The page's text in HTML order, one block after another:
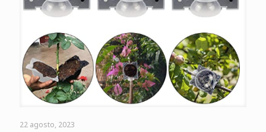
22 agosto, 2023